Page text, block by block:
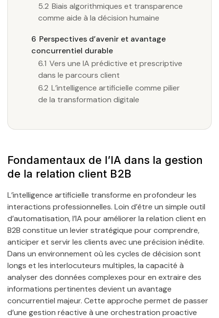
5.2 Biais algorithmiques et transparence
comme aide à la décision humaine
6 Perspectives d’avenir et avantage
concurrentiel durable
6.1 Vers une IA prédictive et prescriptive
dans le parcours client
6.2 L’intelligence artificielle comme pilier
de la transformation digitale
Fondamentaux de l’IA dans la gestion
de la relation client B2B
L’intelligence artificielle transforme en profondeur les
interactions professionnelles. Loin d’être un simple outil
d’automatisation, l’IA pour améliorer la relation client en
B2B constitue un levier stratégique pour comprendre,
anticiper et servir les clients avec une précision inédite.
Dans un environnement où les cycles de décision sont
longs et les interlocuteurs multiples, la capacité à
analyser des données complexes pour en extraire des
informations pertinentes devient un avantage
concurrentiel majeur. Cette approche permet de passer
d’une gestion réactive à une orchestration proactive